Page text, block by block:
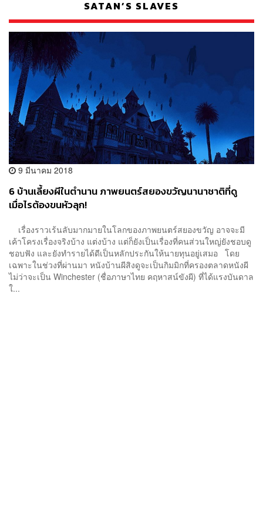
SATAN’S SLAVES
9 มีนาคม 2018
6 บ้านเลี้ยงผีในตำนาน ภาพยนตร์สยองขวัญนานาชาติที่ดู
เมื่อไรต้องขนหัวลุก!
เรื่องราวเร้นลับมากมายในโลกของภาพยนตร์สยองขวัญ อาจจะมี
เค้าโครงเรื่องจริงบ้าง แต่งบ้าง แต่ก็ยังเป็นเรื่องที่คนส่วนใหญ่ยังชอบดู
ชอบฟัง และยังทำรายได้ดีเป็นหลักประกันให้นายทุนอยู่เสมอ โดย
เฉพาะในช่วงที่ผ่านมา หนังบ้านผีสิงดูจะเป็นกิมมิกที่ครองตลาดหนังผี
ไม่ว่าจะเป็น Winchester (ชื่อภาษาไทย คฤหาสน์ขังผี) ที่ได้แรงบันดาล
ใ...